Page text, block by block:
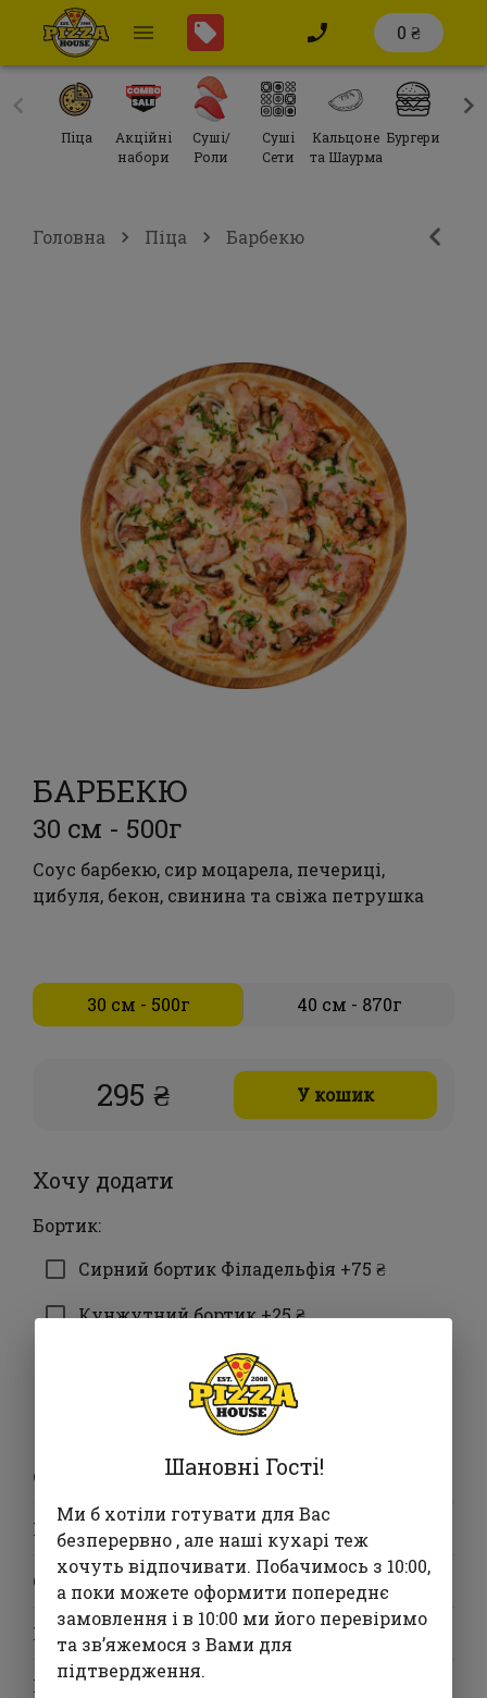
0 ₴
Піца
Акційні
набори
Суші/
Роли
Суші
Сети
Кальцоне
та Шаурма
Бургери
Головна Піца Барбекю
БАРБЕКЮ
30 см - 500г
Соус барбекю, сир моцарела, печериці,
цибуля, бекон, свинина та свіжа петрушка
30 см - 500г 40 см - 870г
295 ₴ У кошик
Хочу додати
Бортик:
Сирний бортик Філадельфія +75 ₴
Кунжутний бортик +25 ₴
Ковбасний бортик +80 ₴
Бортик сирно-ковбасний +85 ₴
Сири
М'ясо
Овочі та фрукти
Морепродукти
Гриби
Шановні Гості!
Ми б хотіли готувати для Вас
безперервно , але наші кухарі теж
хочуть відпочивати. Побачимось з 10:00,
а поки можете оформити попереднє
замовлення і в 10:00 ми його перевіримо
та звʼяжемося з Вами для
підтвердження.